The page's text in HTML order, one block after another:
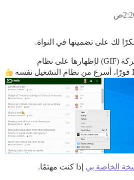
لك على تضمينها في النواة.
لقد قمت بإعداد صورة متحركة (GIF) لإظهارها على نظام
الخاصة بي إذا كنت مهتمًا.